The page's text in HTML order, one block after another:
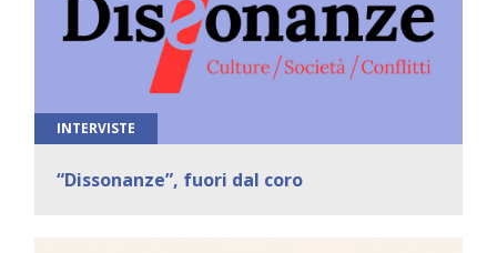
INTERVISTE
“Dissonanze”, fuori dal coro